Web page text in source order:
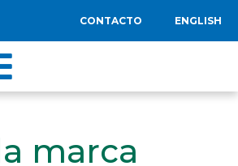
CONTACTO ENGLISH
marca